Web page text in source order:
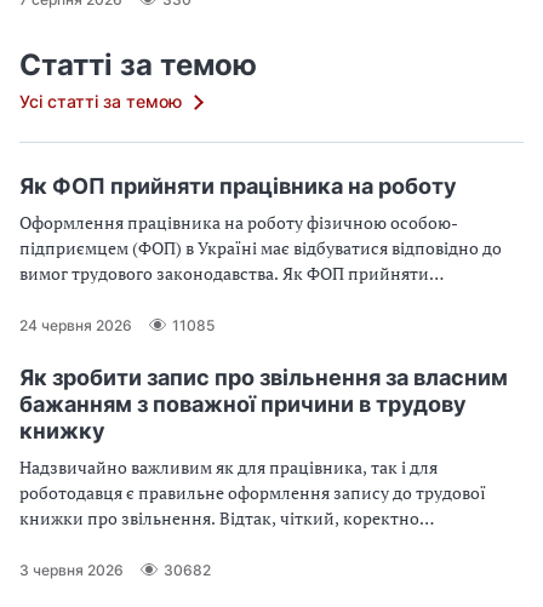
Статті за темою
Усі статті за темою
Як ФОП прийняти працівника на роботу
Оформлення працівника на роботу фізичною особою-
підприємцем (ФОП) в Україні має відбуватися відповідно до
вимог трудового законодавства. Як ФОП прийняти
24 червня 2026 11085
Як зробити запис про звільнення за власним
бажанням з поважної причини в трудову
книжку
Надзвичайно важливим як для працівника, так і для
роботодавця є правильне оформлення запису до трудової
книжки про звільнення. Відтак, чіткий, коректно
власним бажанням з поважної причини дозволяє уникнути
3 червня 2026 30682